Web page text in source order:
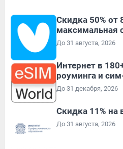
Скидка 50% от
максимальная
До 31 августа, 2026
Интернет в
роуминга и
До 31 декабря, 2026
Скидка 11% на
До 31 августа, 2026